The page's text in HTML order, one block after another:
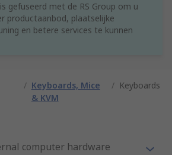
gefuseerd met de RS Group om u
productaanbod, plaatselijke
en betere services te kunnen
/ Keyboards, Mice
& KVM
/ Keyboards
computer hardware